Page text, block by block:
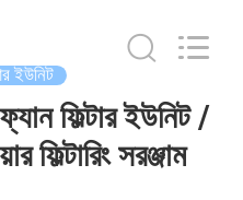
ইউনিট
ফিল্টার ইউনিট /
ফিল্টারিং সরঞ্জাম